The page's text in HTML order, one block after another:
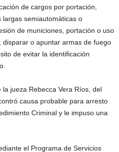
de cargos por portación,
largas semiautomáticas o
de municiones, portación o uso
o apuntar armas de fuego
de evitar la identificación
jueza Rebecca Vera Ríos, del
causa probable para arresto
Criminal y le impuso una
el Programa de Servicios